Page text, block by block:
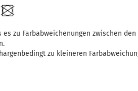
zu Farbabweichenungen zwischen
zu kleineren